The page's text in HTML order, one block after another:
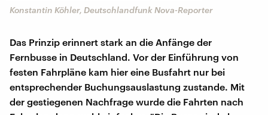
Konstantin Köhler, Deutschlandfunk Nova-Reporter
Das Prinzip erinnert stark an die Anfänge der
Fernbusse in Deutschland. Vor der Einführung von
festen Fahrpläne kam hier eine Busfahrt nur bei
entsprechender Buchungsauslastung zustande. Mit
der gestiegenen Nachfrage wurde die Fahrten nach